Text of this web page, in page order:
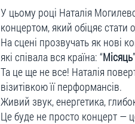
У цьому році Наталія
концертом, який обіцяє стати
На сцені прозвучать як нові
які співала вся країна: “Місяць
Та це ще не все! Наталія
візитівкою її перформансів.
Живий звук, енергетика,
Це буде не просто концерт —